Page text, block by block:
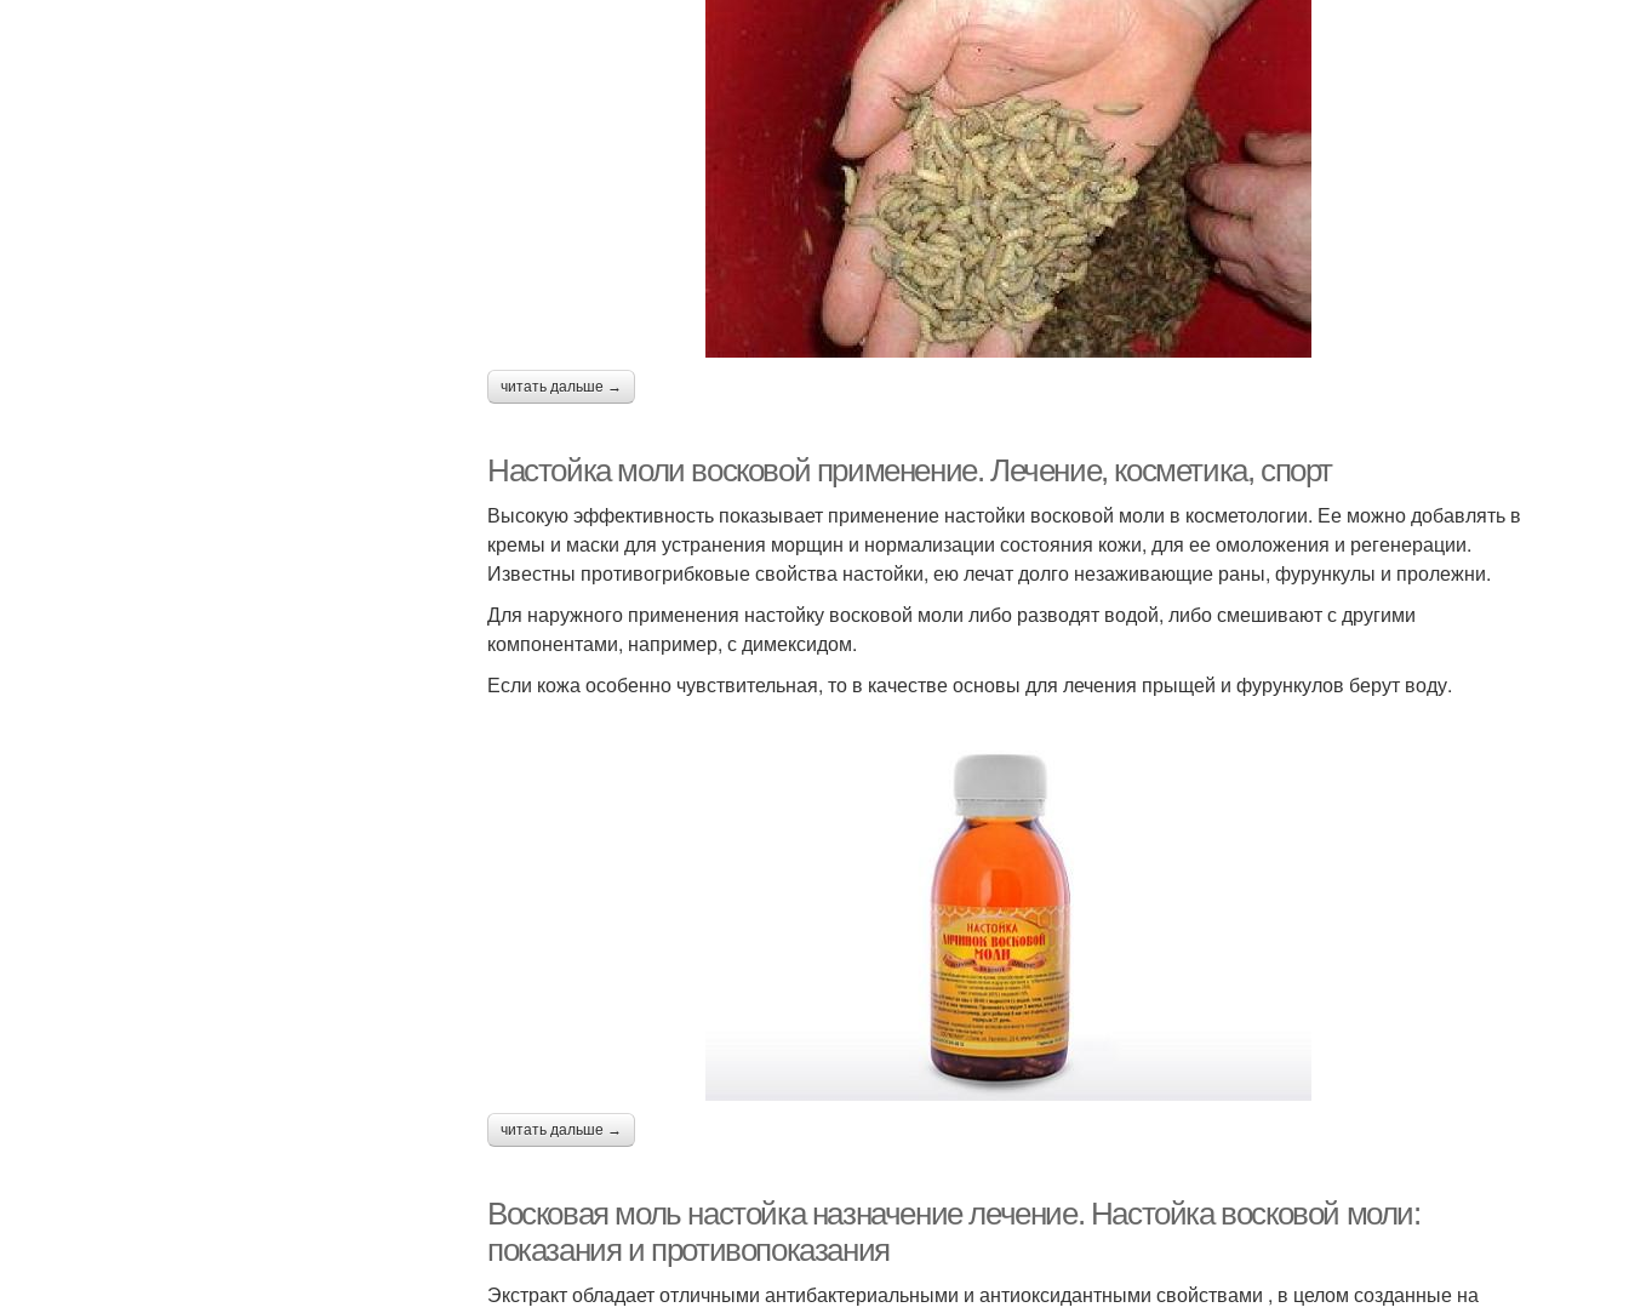
читать дальше →
Настойка моли восковой применение. Лечение, косметика, спорт
Высокую эффективность показывает применение настойки восковой моли в косметологии. Ее можно добавлять в
кремы и маски для устранения морщин и нормализации состояния кожи, для ее омоложения и регенерации.
Известны противогрибковые свойства настойки, ею лечат долго незаживающие раны, фурункулы и пролежни.
Для наружного применения настойку восковой моли либо разводят водой, либо смешивают с другими
компонентами, например, с димексидом.
Если кожа особенно чувствительная, то в качестве основы для лечения прыщей и фурункулов берут воду.
читать дальше →
Восковая моль настойка назначение лечение. Настойка восковой моли:
показания и противопоказания
Экстракт обладает отличными антибактериальными и антиоксидантными свойствами , в целом созданные на